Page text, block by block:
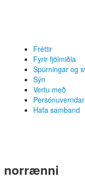
Fréttir
Fyrir fjölmiðla
Spurningar og
Sýn
Vertu með
Hafa samband
norrænni